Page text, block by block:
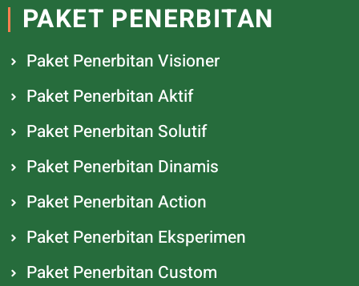
PAKET PENERBITAN
Paket Penerbitan Visioner
Paket Penerbitan Aktif
Paket Penerbitan Solutif
Paket Penerbitan Dinamis
Paket Penerbitan Action
Paket Penerbitan Eksperimen
Paket Penerbitan Custom